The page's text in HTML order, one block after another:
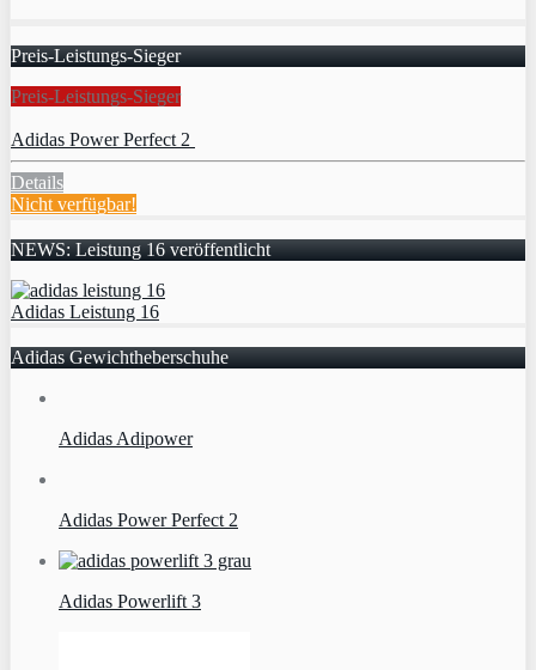
Preis-Leistungs-Sieger
Preis-Leistungs-Sieger
Adidas Power Perfect 2
Details
Nicht verfügbar!
NEWS: Leistung 16 veröffentlicht
Adidas Leistung 16
Adidas Gewichtheberschuhe
Adidas Adipower
Adidas Power Perfect 2
Adidas Powerlift 3